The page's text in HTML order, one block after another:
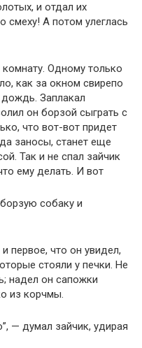
и отдал их
смеху! А потом улеглась
Одному только
как за окном свирепо
дождь. Заплакал
он борзой сыграть с
что вот-вот придет
заносы, станет еще
Так и не спал зайчик
ему делать. И вот
собаку и
первое, что он увидел,
стояли у печки. Не
надел он сапожки
из корчмы.
— думал зайчик, удирая